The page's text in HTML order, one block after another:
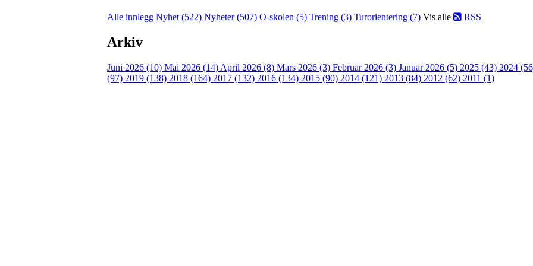
Alle innlegg Nyhet (522) Nyheter (507) O-skolen (5) Trening (3) Turorientering (7) Vis alle RSS
Arkiv
Juni 2026 (10) Mai 2026 (14) April 2026 (8) Mars 2026 (3) Februar 2026 (3) Januar 2026 (5) 2025 (43) 2024
(97) 2019 (138) 2018 (164) 2017 (132) 2016 (134) 2015 (90) 2014 (121) 2013 (84) 2012 (62) 2011 (1)